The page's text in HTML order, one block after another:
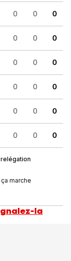
0 0 0
0 0 0
0 0 0
0 0 0
0 0 0
0 0 0
marche
la